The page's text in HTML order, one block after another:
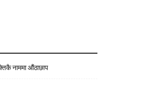
नाममा औंठाछाप